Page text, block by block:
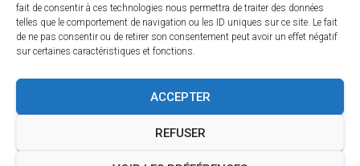
fait de consentir à ces technologies nous permettra de traiter des données
telles que le comportement de navigation ou les ID uniques sur ce site. Le fait
de ne pas consentir ou de retirer son consentement peut avoir un effet négatif
sur certaines caractéristiques et fonctions.
ACCEPTER
REFUSER
SUIVEZ-NOUS SUR INSTAGRAM